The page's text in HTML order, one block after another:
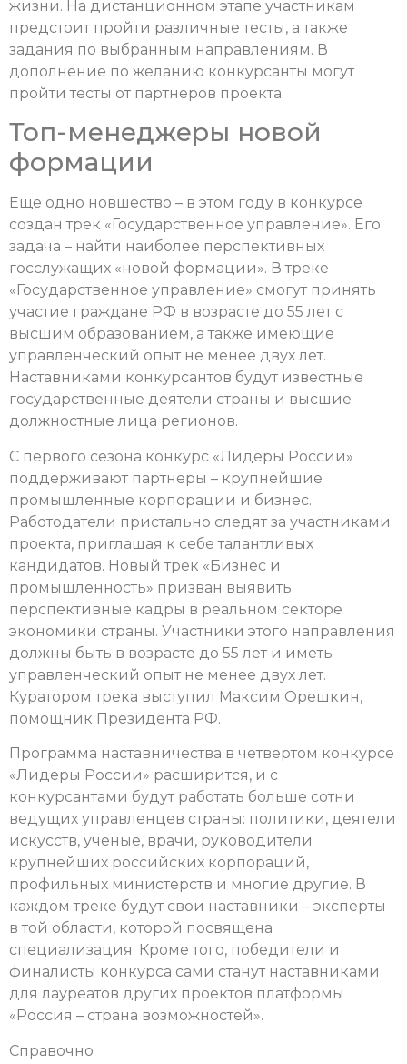
жизни. На дистанционном этапе участникам
предстоит пройти различные тесты, а также
задания по выбранным направлениям. В
дополнение по желанию конкурсанты могут
пройти тесты от партнеров проекта.
Топ-менеджеры новой
формации
Еще одно новшество – в этом году в конкурсе
создан трек «Государственное управление». Его
задача – найти наиболее перспективных
госслужащих «новой формации». В треке
«Государственное управление» смогут принять
участие граждане РФ в возрасте до 55 лет с
высшим образованием, а также имеющие
управленческий опыт не менее двух лет.
Наставниками конкурсантов будут известные
государственные деятели страны и высшие
должностные лица регионов.
С первого сезона конкурс «Лидеры России»
поддерживают партнеры – крупнейшие
промышленные корпорации и бизнес.
Работодатели пристально следят за участниками
проекта, приглашая к себе талантливых
кандидатов. Новый трек «Бизнес и
промышленность» призван выявить
перспективные кадры в реальном секторе
экономики страны. Участники этого направления
должны быть в возрасте до 55 лет и иметь
управленческий опыт не менее двух лет.
Куратором трека выступил Максим Орешкин,
помощник Президента РФ.
Программа наставничества в четвертом конкурсе
«Лидеры России» расширится, и с
конкурсантами будут работать больше сотни
ведущих управленцев страны: политики, деятели
искусств, ученые, врачи, руководители
крупнейших российских корпораций,
профильных министерств и многие другие. В
каждом треке будут свои наставники – эксперты
в той области, которой посвящена
специализация. Кроме того, победители и
финалисты конкурса сами станут наставниками
для лауреатов других проектов платформы
«Россия – страна возможностей».
Справочно